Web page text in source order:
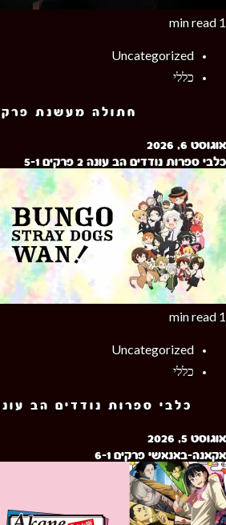
1 min read
Uncategorized
כללי
חתולה מעשנת פרקים
אוגוסט 6, 2026
כלבי ספרות נודדים הב עונה 2 פרקים 5-1
1 min read
Uncategorized
כללי
כלבי ספרות נודדים הב עונה 2 פרקים
אוגוסט 5, 2026
אקאנה-באנאשי פרקים 6-1